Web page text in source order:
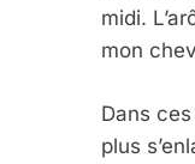
midi.
mon
Dans
plus